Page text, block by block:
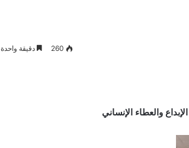
260 دقيقة واحدة
والعطاء الإنساني